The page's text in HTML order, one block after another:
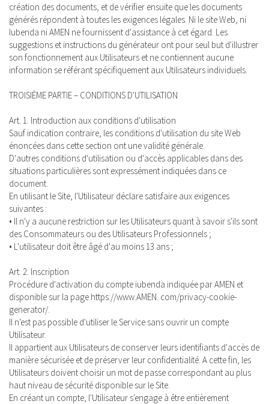
création des documents, et de vérifier ensuite que les documents
générés répondent à toutes les exigences légales. Ni le site Web, ni
Iubenda ni AMEN ne fournissent d'assistance à cet égard. Les
suggestions et instructions du générateur ont pour seul but d'illustrer
son fonctionnement aux Utilisateurs et ne contiennent aucune
information se référant spécifiquement aux Utilisateurs individuels.
TROISIÈME PARTIE – CONDITIONS D'UTILISATION
Art. 1. Introduction aux conditions d'utilisation
Sauf indication contraire, les conditions d'utilisation du site Web
énoncées dans cette section ont une validité générale.
D'autres conditions d'utilisation ou d'accès applicables dans des
situations particulières sont expressément indiquées dans ce
document.
En utilisant le Site, l'Utilisateur déclare satisfaire aux exigences
suivantes :
• Il n'y a aucune restriction sur les Utilisateurs quant à savoir s'ils sont
des Consommateurs ou des Utilisateurs Professionnels ;
• L'utilisateur doit être âgé d'au moins 13 ans ;
Art. 2. Inscription
Procédure d'activation du compte iubenda indiquée par AMEN et
disponible sur la page https://www.AMEN. com/privacy-cookie-
generator/.
Il n'est pas possible d'utiliser le Service sans ouvrir un compte
Utilisateur.
Il appartient aux Utilisateurs de conserver leurs identifiants d'accès de
manière sécurisée et de préserver leur confidentialité. A cette fin, les
Utilisateurs doivent choisir un mot de passe correspondant au plus
haut niveau de sécurité disponible sur le Site.
En créant un compte, l'Utilisateur s'engage à être entièrement